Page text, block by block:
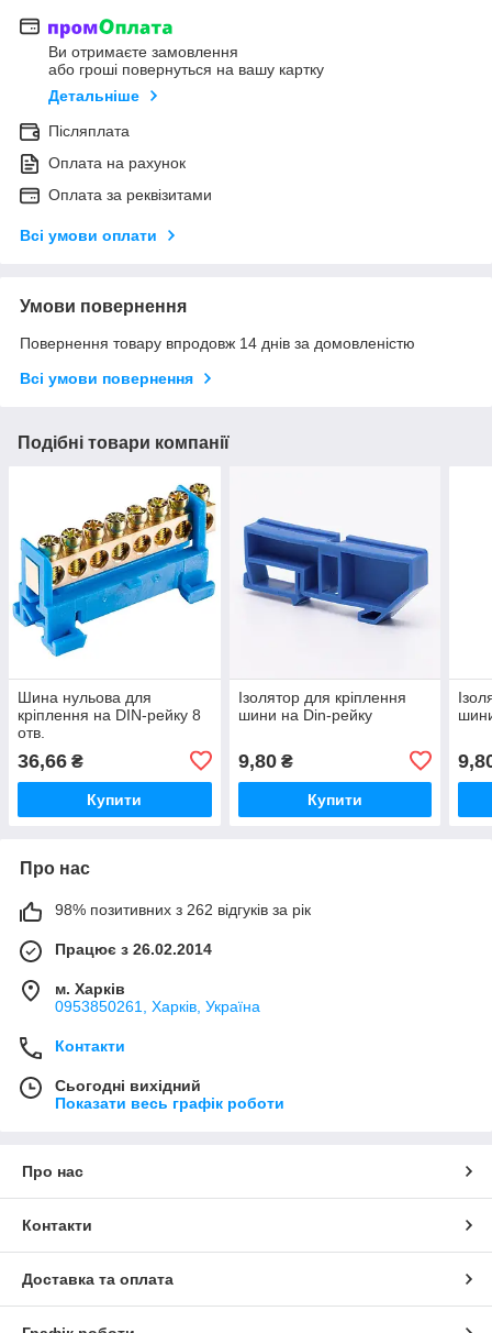
Ви отримаєте замовлення
або гроші повернуться на вашу картку
Детальніше
Післяплата
Оплата на рахунок
Оплата за реквізитами
Всі умови оплати
Умови повернення
Повернення товару впродовж 14 днів за домовленістю
Всі умови повернення
Подібні товари компанії
Шина нульова для
кріплення на DIN-рейку 8
отв.
36,66 ₴
Купити
Ізолятор для кріплення
шини на Din-рейку
9,80₴
Купити
Про нас
98% позитивних з 262 відгуків за рік
Працює з 26.02.2014
м. Харків
0953850261, Харків, Україна
Контакти
Сьогодні вихідний
Показати весь графік роботи
Про нас
Контакти
Доставка та оплата